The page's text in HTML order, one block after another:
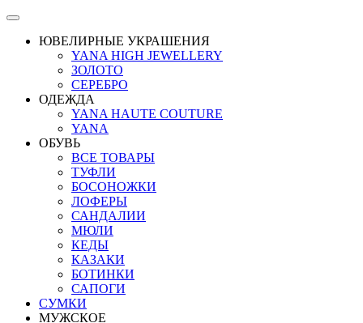
ЮВЕЛИРНЫЕ УКРАШЕНИЯ
YANA HIGH JEWELLERY
ЗОЛОТО
СЕРЕБРО
ОДЕЖДА
YANA HAUTE COUTURE
YANA
ОБУВЬ
ВСЕ ТОВАРЫ
ТУФЛИ
БОСОНОЖКИ
ЛОФЕРЫ
САНДАЛИИ
МЮЛИ
КЕДЫ
КАЗАКИ
БОТИНКИ
САПОГИ
СУМКИ
МУЖСКОЕ